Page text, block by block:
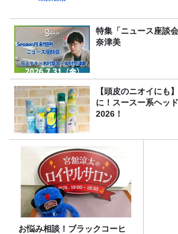
特集「ニュース座談
奈津美
【頭皮のニオイにも
に！スースー系ヘッ
2026！
お悩み相談！ブラックコーヒ